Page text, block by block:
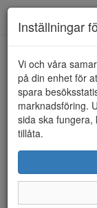
HEM LUNAR
Inställningar
Vi och våra
på din enhet för
spara
marknadsföring.
sida ska fungera,
tillåta.